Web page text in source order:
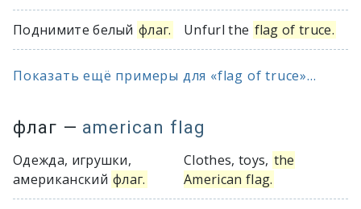
Поднимите белый флаг. Unfurl the flag of truce.
Показать ещё примеры для «flag of truce»...
флаг — american flag
Одежда, игрушки,
американский флаг.
Clothes, toys, the
American flag.